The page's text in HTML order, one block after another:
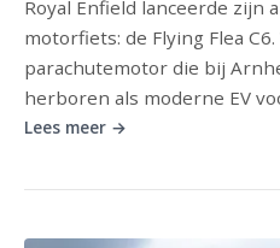
Royal Enfield lanceerde zijn
motorfiets: de Flying Flea
parachutemotor die bij
herboren als moderne EV
Lees meer →